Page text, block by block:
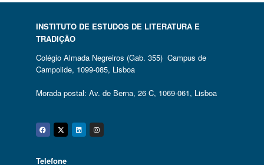
INSTITUTO DE ESTUDOS DE LITERATURA E
TRADIÇÃO
Colégio Almada Negreiros (Gab. 355) Campus de
Campolide, 1099-085, Lisboa
Morada postal: Av. de Berna, 26 C, 1069-061, Lisboa
Facebook
Twitter
Linkedin
Instagram
Telefone